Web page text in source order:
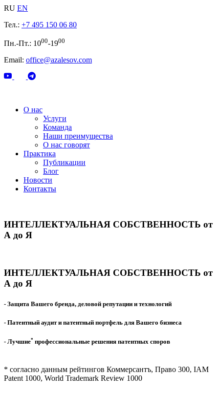
RU EN
Тел.: +7 495 150 06 80
Пн.-Пт.: 1000-1900
Email: office@azalesov.com
О нас
Услуги
Команда
Наши преимущества
О нас говорят
Практика
Публикации
Блог
Новости
Контакты
ИНТЕЛЛЕКТУАЛЬНАЯ СОБСТВЕННОСТЬ от
А до Я
ИНТЕЛЛЕКТУАЛЬНАЯ СОБСТВЕННОСТЬ от
А до Я
- Защита Вашего бренда, деловой репутации и технологий
- Патентный аудит и патентный портфель для Вашего бизнеса
- Лучшие* профессиональные решения патентных споров
* согласно данным рейтингов Коммерсантъ, Право 300, IAM
Patent 1000, World Trademark Review 1000